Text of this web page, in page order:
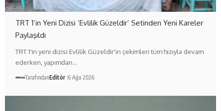
TRT 1’in Yeni Dizisi ‘Evlilik Güzeldir’ Setinden Yeni Kareler
Paylaşıldı
TRT 1'in yeni dizisi Evlilik Güzeldir'in çekimleri tüm hızıyla devam
ederken, yapımdan…
TarafındanEditör 6 Ağu 2026